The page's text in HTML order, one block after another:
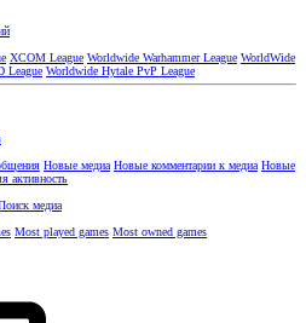
XCOM League Worldwide Warhammer League WorldWide
League Worldwide Hytale PvP League
Новые медиа Новые комментарии к медиа Новые
активность
медиа
Most played games Most owned games